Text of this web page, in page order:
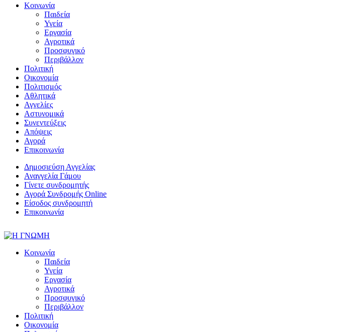
Κοινωνία
Παιδεία
Υγεία
Εργασία
Αγροτικά
Προσφυγικό
Περιβάλλον
Πολιτική
Οικονομία
Πολιτισμός
Αθλητικά
Αγγελίες
Αστυνομικά
Συνεντεύξεις
Απόψεις
Αγορά
Επικοινωνία
Δημοσιεύση Αγγελίας
Αναγγελία Γάμου
Γίνετε συνδρομητής
Αγορά Συνδρομής Online
Είσοδος συνδρομητή
Επικοινωνία
Κοινωνία
Παιδεία
Υγεία
Εργασία
Αγροτικά
Προσφυγικό
Περιβάλλον
Πολιτική
Οικονομία